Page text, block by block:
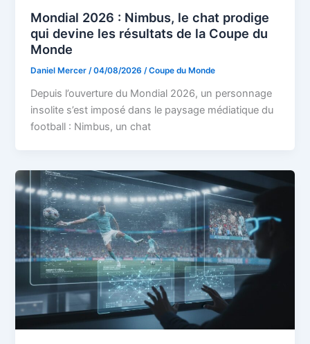
Mondial 2026 : Nimbus, le chat prodige
qui devine les résultats de la Coupe du
Monde
Daniel Mercer/04/08/2026/Coupe du Monde
Depuis l’ouverture du Mondial 2026, un personnage
insolite s’est imposé dans le paysage médiatique du
football : Nimbus, un chat